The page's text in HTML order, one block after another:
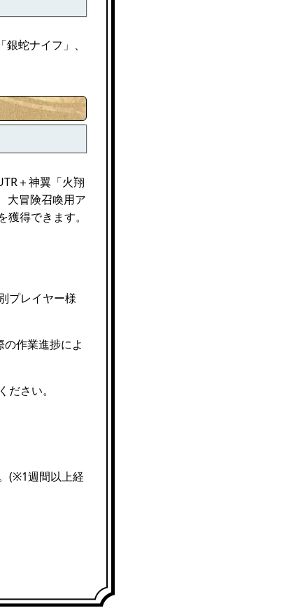
蛇ナイフ」、
＋神翼「火翔
大冒険召喚用ア
得できます。
プレイヤー様
作業進捗によ
さい。
(※1週間以上経